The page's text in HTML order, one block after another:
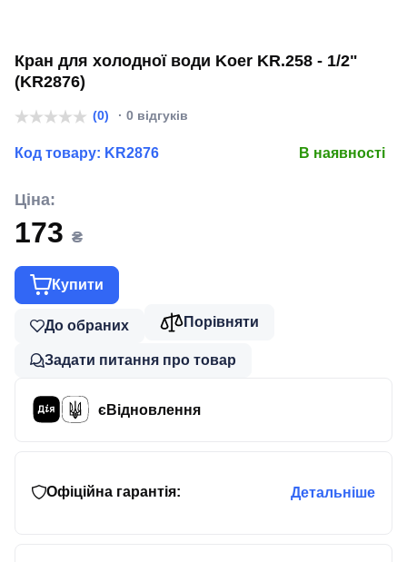
Кран для холодної води Koer KR.258 - 1/2"
(KR2876)
(0) · 0 відгуків
Код товару: KR2876 В наявності
Ціна:
173 ₴
Купити
До обраних Порівняти
Задати питання про товар
єВідновлення
Офіційна гарантія: Детальніше